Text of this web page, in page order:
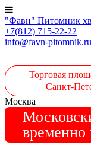
"Фавн" Питомник
+7(812) 715-22-22
info@favn-pitomnik.ru
Торговая
Санкт-
Москва
временно